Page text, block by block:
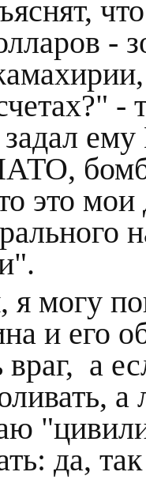
-
-
это
я могу
и его
враг, а
да,